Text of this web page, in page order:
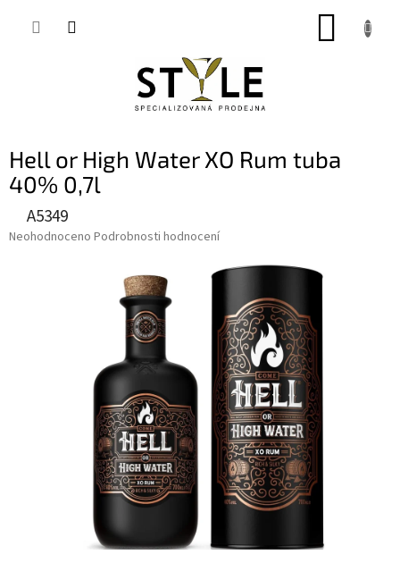
Hell or High Water XO Rum tuba
40% 0,7l
A5349
Průměrné
Neohodnoceno Podrobnosti hodnocení